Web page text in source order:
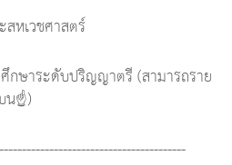
หเวชศาสตร์
กษาระดับปริญญาตรี (สามารถราย
น☝️)